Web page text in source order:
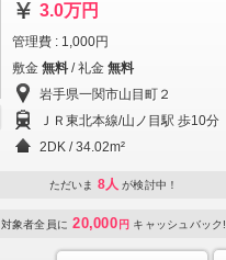
3.0万円
管理費 : 1,000円
敷金 無料 / 礼金 無料
岩手県一関市山目町２
ＪＲ東北本線/山ノ目駅 歩10分
2DK / 34.02m²
ただいま 8人 が検討中！
対象者全員に 20,000 円 キャッシュバック!